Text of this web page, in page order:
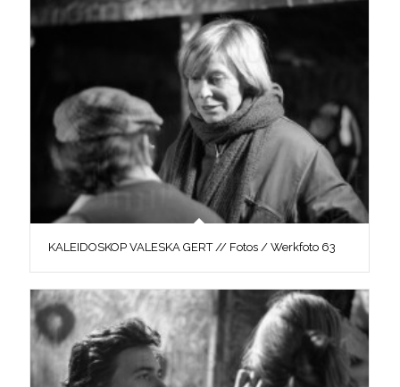
KALEIDOSKOP VALESKA GERT // Fotos / Werkfoto 63